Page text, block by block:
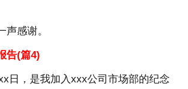
感谢。
告(篇4)
，是我加入xxx公司市场部的纪念